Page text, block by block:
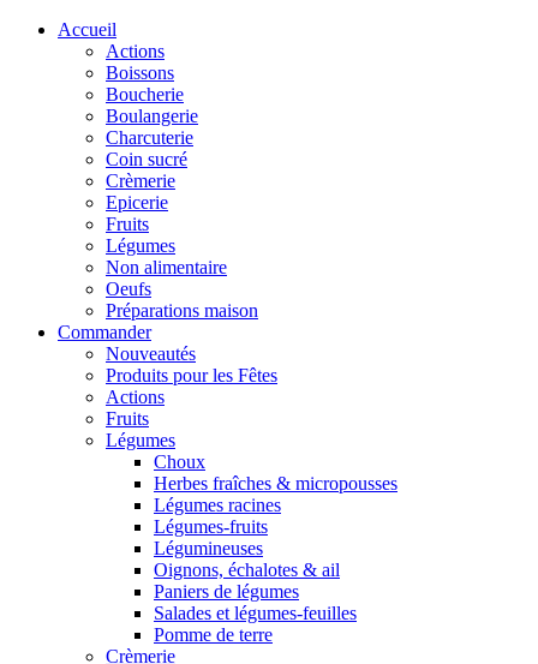
Accueil
Actions
Boissons
Boucherie
Boulangerie
Charcuterie
Coin sucré
Crèmerie
Epicerie
Fruits
Légumes
Non alimentaire
Oeufs
Préparations maison
Commander
Nouveautés
Produits pour les Fêtes
Actions
Fruits
Légumes
Choux
Herbes fraîches & micropousses
Légumes racines
Légumes-fruits
Légumineuses
Oignons, échalotes & ail
Paniers de légumes
Salades et légumes-feuilles
Pomme de terre
Crèmerie